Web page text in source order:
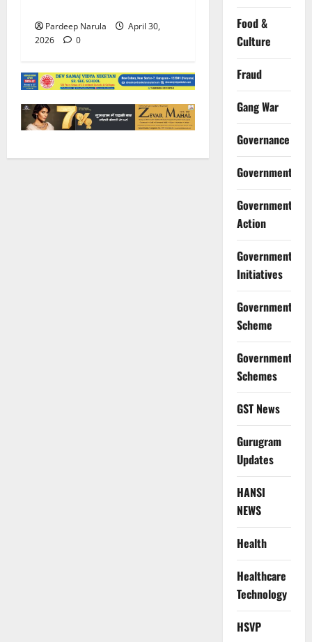
Pardeep Narula
April 30,
2026
0
Food &
Culture
Fraud
Gang War
Governance
Government
Government
Action
Government
Initiatives
Government
Scheme
Government
Schemes
GST News
Gurugram
Updates
HANSI
NEWS
Health
Healthcare
Technology
HSVP